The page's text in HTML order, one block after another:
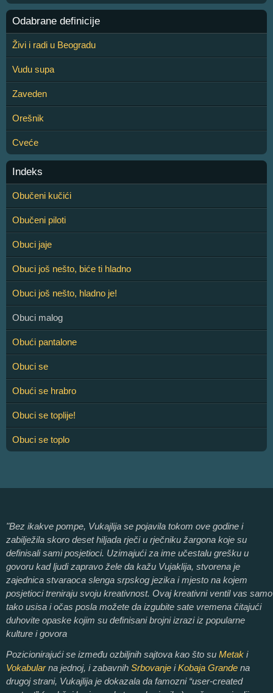
Odabrane definicije
Živi i radi u Beogradu
Vudu supa
Zaveden
Orešnik
Cveće
Indeks
Obučeni kučići
Obučeni piloti
Obuci jaje
Obuci još nešto, biće ti hladno
Obuci još nešto, hladno je!
Obuci malog
Obući pantalone
Obuci se
Obući se hrabro
Obuci se toplije!
Obuci se toplo
"Bez ikakve pompe, Vukajlija se pojavila tokom ove godine i
zabilježila skoro deset hiljada rječi u rječniku žargona koje su
definisali sami posjetioci. Uzimajući za ime učestalu grešku u
govoru kad ljudi zapravo žele da kažu Vujaklija, stvorena je
zajednica stvaraoca slenga srpskog jezika i mjesto na kojem
posjetioci treniraju svoju kreativnost. Ovaj kreativni ventil vas samo
tako usisa i očas posla možete da izgubite sate vremena čitajući
duhovite opaske kojim su definisani brojni izrazi iz popularne
kulture i govora
Pozicionirajući se između ozbiljnih sajtova kao što su Metak i
Vokabularna jednoj, i zabavnih Srbovanje iKobaja Grande na
drugoj strani, Vukajlija je dokazala da famozni “user-created